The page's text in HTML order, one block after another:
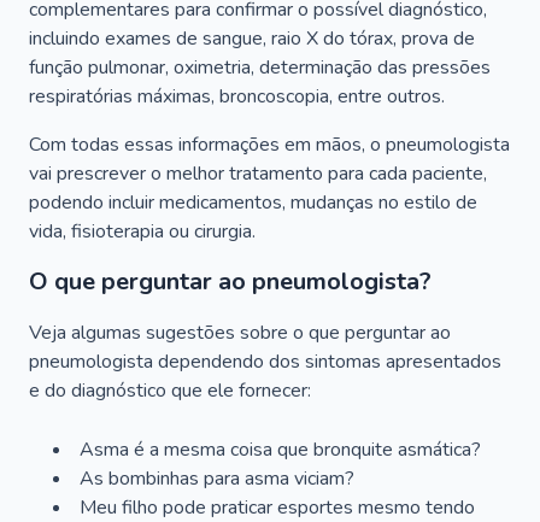
complementares para confirmar o possível diagnóstico,
incluindo exames de sangue, raio X do tórax, prova de
função pulmonar, oximetria, determinação das pressões
respiratórias máximas, broncoscopia, entre outros.
Com todas essas informações em mãos, o pneumologista
vai prescrever o melhor tratamento para cada paciente,
podendo incluir medicamentos, mudanças no estilo de
vida, fisioterapia ou cirurgia.
O que perguntar ao pneumologista?
Veja algumas sugestões sobre o que perguntar ao
pneumologista dependendo dos sintomas apresentados
e do diagnóstico que ele fornecer:
Asma é a mesma coisa que bronquite asmática?
As bombinhas para asma viciam?
Meu filho pode praticar esportes mesmo tendo